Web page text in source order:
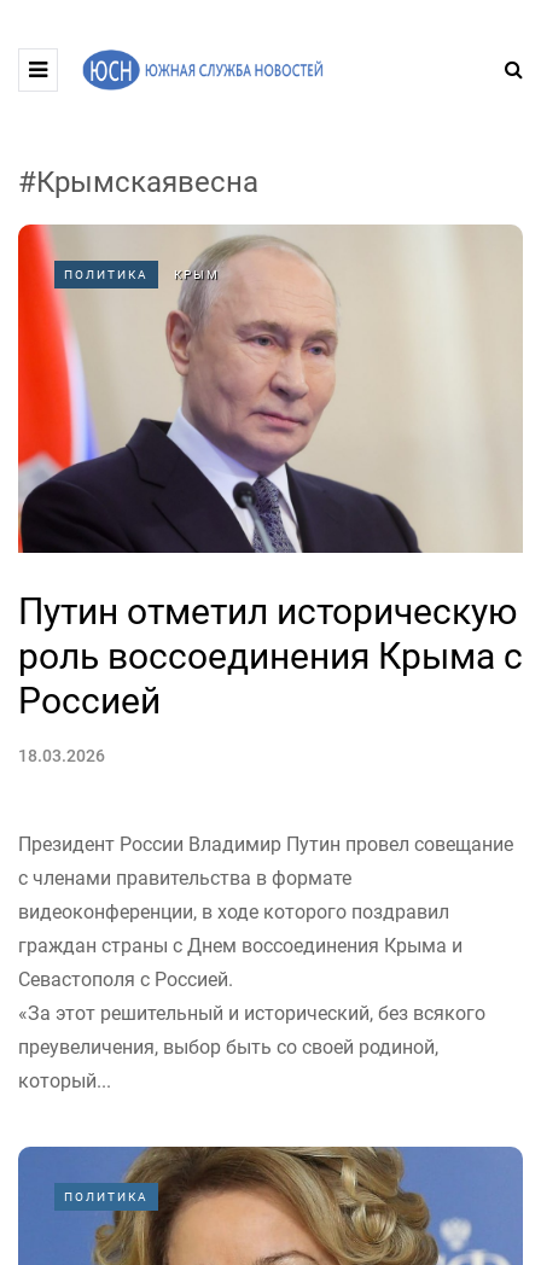
#Крымскаявесна
ПОЛИТИКА КРЫМ
Путин отметил историческую
роль воссоединения Крыма с
Россией
18.03.2026
Президент России Владимир Путин провел совещание
с членами правительства в формате
видеоконференции, в ходе которого поздравил
граждан страны с Днем воссоединения Крыма и
Севастополя с Россией.
«За этот решительный и исторический, без всякого
преувеличения, выбор быть со своей родиной,
который...
ПОЛИТИКА